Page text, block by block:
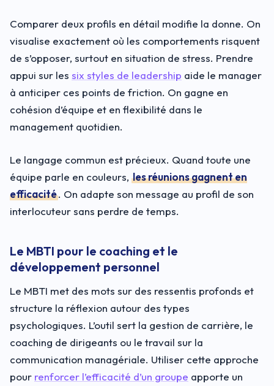
Comparer deux profils en détail modifie la donne. On
visualise exactement où les comportements risquent
de s’opposer, surtout en situation de stress. Prendre
appui sur les six styles de leadership aide le manager
à anticiper ces points de friction. On gagne en
cohésion d’équipe et en flexibilité dans le
management quotidien.
Le langage commun est précieux. Quand toute une
équipe parle en couleurs, les réunions gagnent en
efficacité. On adapte son message au profil de son
interlocuteur sans perdre de temps.
Le MBTI pour le coaching et le
développement personnel
Le MBTI met des mots sur des ressentis profonds et
structure la réflexion autour des types
psychologiques. L’outil sert la gestion de carrière, le
coaching de dirigeants ou le travail sur la
communication managériale. Utiliser cette approche
pour renforcer l’efficacité d’un groupe apporte un